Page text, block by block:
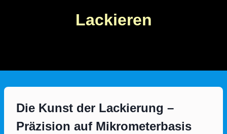
Lackieren
Die Kunst der Lackierung –
Präzision auf Mikrometerbasis